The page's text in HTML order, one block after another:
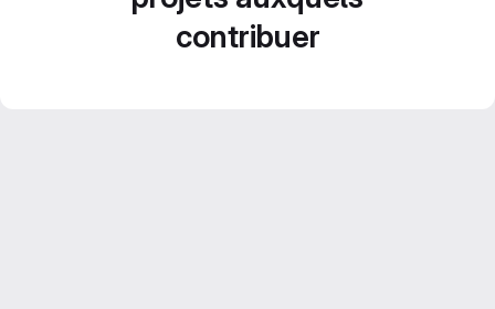
contribuer